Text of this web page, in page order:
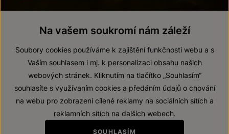
© 2026 ZNOVÍN ZNOJMO, a. s.
Prohlášení o přístupnosti
Na vašem soukromí nám záleží
Soubory cookies používáme k zajištění funkčnosti webu a s
Vaším souhlasem i mj. k personalizaci obsahu našich
webových stránek. Kliknutím na tlačítko „Souhlasím“
souhlasíte s využívaním cookies a předáním údajů o chování
na webu pro zobrazení cílené reklamy na sociálních sítích a
reklamních sítích na dalších webech.
SOUHLASÍM